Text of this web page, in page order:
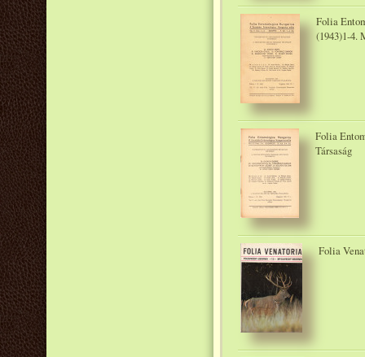
Folia
(1943)1-4.
Folia
Társaság
Folia